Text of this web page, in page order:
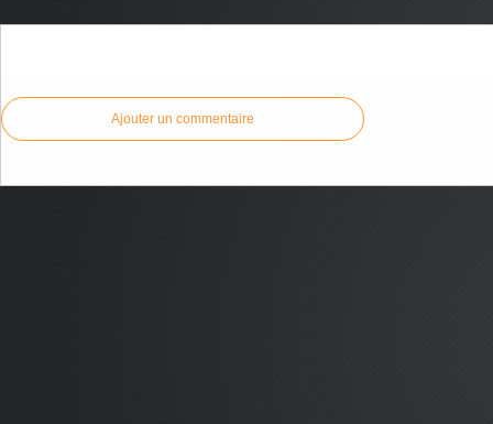
Ajouter un commentaire